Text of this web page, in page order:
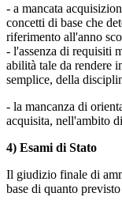
- a mancata
concetti di base che
riferimento all'anno
- l'assenza di requisiti
abilità tale da rendere
semplice, della
- la mancanza di
acquisita, nell'ambito
4) Esami di Stato
Il giudizio finale di
base di quanto